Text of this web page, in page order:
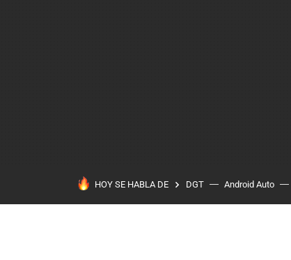
HOY SE HABLA DE DGT Android Auto